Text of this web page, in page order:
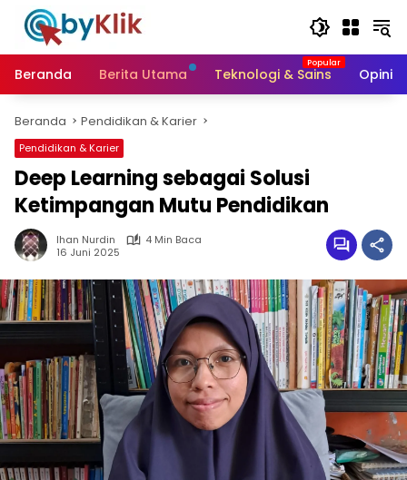
Langsung
konten
Beranda
Berita Utama Teknologi & Sains Opini
Beranda Pendidikan & Karier
Pendidikan & Karier
Deep Learning sebagai Solusi
Ketimpangan Mutu Pendidikan
Ihan Nurdin
4 Min Baca
16 Juni 2025